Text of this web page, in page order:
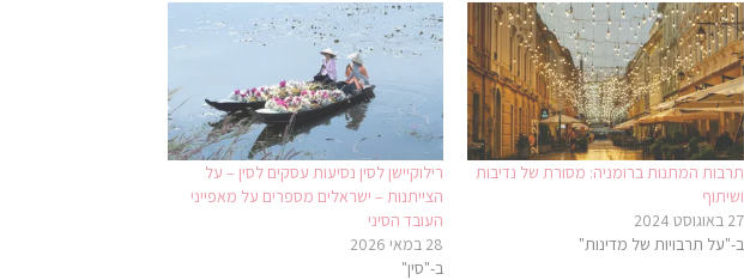
תרבות המתנות ברומניה: מסורת של נדיבות
ושיתוף
27 באוגוסט 2024
ב-"על תרבויות של מדינות"
רילוקיישן לסין נסיעות עסקים לסין – על
הצייתנות – ישראלים מספרים על מאפייני
העובד הסיני
28 במאי 2026
ב-"סין"